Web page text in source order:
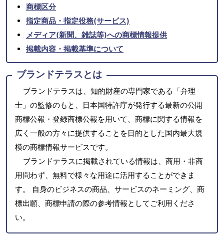
商標区分
指定商品・指定役務(サービス)
メディア(新聞、雑誌等)への商標情報提供
掲載内容・掲載基準について
ブランドテラスとは
ブランドテラスは、知的財産の専門家である「弁理
士」の監修のもと、日本国特許庁が発行する最新の公開
商標公報・登録商標公報を用いて、商標に関する情報を
広く一般の方々に提供することを目的とした国内最大規
模の商標情報サービスです。
ブランドテラスに掲載されている情報は、商用・非商
用問わず、無料で様々な用途に活用することができま
す。 自身のビジネスの商品、サービスのネーミング、商
標出願、商標申請の際の参考情報としてご利用くださ
い。